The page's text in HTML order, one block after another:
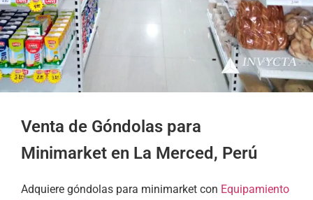
Venta de Góndolas para
Minimarket en La Merced, Perú
Adquiere góndolas para minimarket con Equipamiento